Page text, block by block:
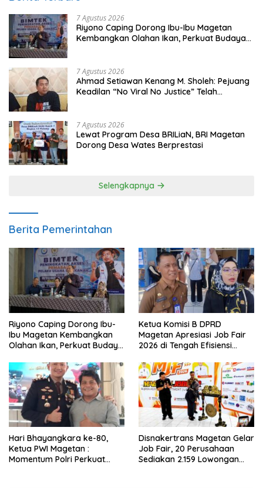
7 Agustus 2026
Riyono Caping Dorong Ibu-Ibu Magetan
Kembangkan Olahan Ikan, Perkuat Budaya
7 Agustus 2026
Ahmad Setiawan Kenang M. Sholeh: Pejuang
Keadilan “No Viral No Justice” Telah
7 Agustus 2026
Lewat Program Desa BRILiaN, BRI Magetan
Dorong Desa Wates Berprestasi
Selengkapnya
Berita Pemerintahan
Riyono Caping Dorong Ibu-
Ibu Magetan Kembangkan
Olahan Ikan, Perkuat Budaya
Ketua Komisi B DPRD
Magetan Apresiasi Job Fair
2026 di Tengah Efisiensi
Hari Bhayangkara ke-80,
Ketua PWI Magetan :
Momentum Polri Perkuat
Disnakertrans Magetan Gelar
Job Fair, 20 Perusahaan
Sediakan 2.159 Lowongan